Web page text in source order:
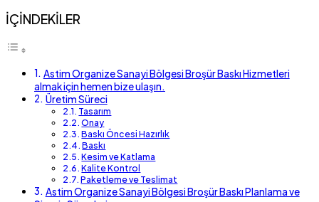
İÇİNDEKİLER
Astim Organize Sanayi Bölgesi Broşür Baskı Hizmetleri
almak için hemen bize ulaşın.
Üretim Süreci
Tasarım
Onay
Baskı Öncesi Hazırlık
Baskı
Kesim ve Katlama
Kalite Kontrol
Paketleme ve Teslimat
Astim Organize Sanayi Bölgesi Broşür Baskı Planlama ve